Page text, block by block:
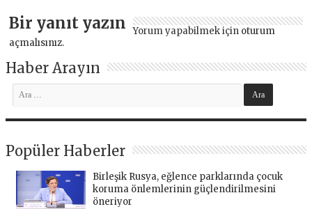
Bir yanıt yazın Yorum yapabilmek için oturum
açmalısınız.
Haber Arayın
Popüler Haberler
Birleşik Rusya, eğlence parklarında çocuk
koruma önlemlerinin güçlendirilmesini
öneriyor